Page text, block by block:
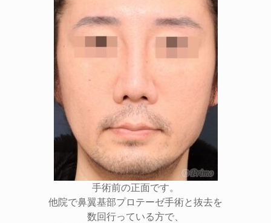
手術前の正面です。
他院で鼻翼基部プロテーゼ手術と抜去を
数回行っている方で、